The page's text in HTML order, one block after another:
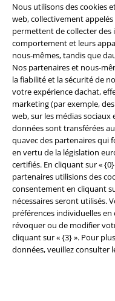
Nous utilisons des cookies
web, collectivement appelés
permettent de collecter
comportement et leurs
nous-mêmes, tandis que
Nos partenaires et nous-
la fiabilité et la sécurité de
votre expérience dachat,
marketing (par exemple,
web, sur les médias sociaux
données sont transférées
quavec des partenaires qui
en vertu de la législation
certifiés. En cliquant sur «
partenaires utilisions des
consentement en cliquant
nécessaires seront utilisés.
préférences individuelles en
révoquer ou de modifier
cliquant sur « {3} ». Pour
données, veuillez consulter
Légal
Conditions générales
Éditeur
Clauses de confidentialité
Élimination des déchets et
Déclaration de Conformité